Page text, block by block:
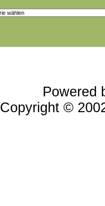
Powered
Copyright ©